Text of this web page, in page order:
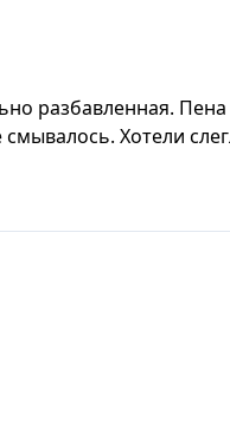
разбавленная.
Хотели